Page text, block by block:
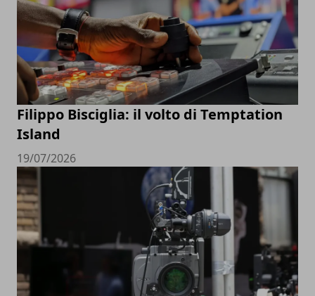
Filippo Bisciglia: il volto di Temptation
Island
19/07/2026